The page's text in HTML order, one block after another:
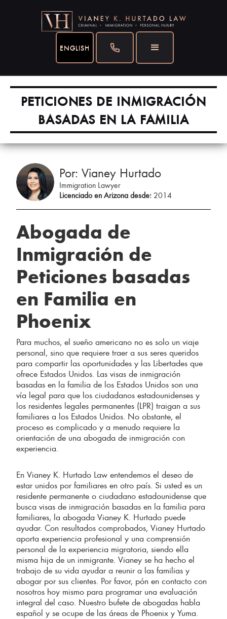
ENGLISH
PETICIONES DE INMIGRACIÓN
BASADAS EN LA FAMILIA
Por: Vianey Hurtado
Immigration Lawyer
Licenciado en Arizona desde: 2014
Abogada de
Inmigración de
Peticiones basadas
en Familia en
Phoenix
Para muchos, el sueño americano no es solo un viaje
personal, sino que requiere traer a sus seres queridos
para compartir las oportunidades y las Libertades que
ofrece Estados Unidos. Las visas de inmigración
basadas en la familia de los Estados Unidos son una
vía legal para que los ciudadanos estadounidenses y
los residentes legales permanentes (LPR) traigan a sus
familiares a los Estados Unidos. No obstante, el
proceso es complicado y a menudo requiere la
orientación de una abogada de inmigración con
experiencia.
En Vianey K. Hurtado Law entendemos el deseo de
estar unidos por familiares en otro país. Si usted es un
residente permanente o ciudadano estadounidense que
busca visas de inmigración basadas en la familia para
familiares, la abogada Vianey K. Hurtado puede
ayudar. Con resultados comprobados, Vianey Hurtado
aporta experiencia profesional y una comprensión
personal de la experiencia migratoria, siendo ella
misma hija de un inmigrante. Vianey se ha hecho el
trabajo de su vida ayudar a reunir a las familias y
abogar por sus clientes. Por favor, pón en contacto con
nosotros hoy mismo para programar una evaluación
integral del caso. Nuestro bufete de abogadas habla
español y se ocupe de las áreas de Phoenix y Yuma.